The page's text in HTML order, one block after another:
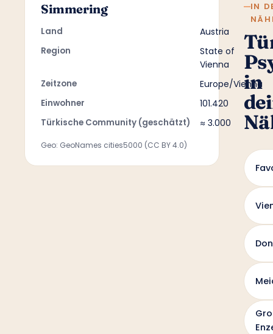
Simmering
Land Austria
Region
State of
Vienna
Zeitzone Europe/Vienna
Einwohner 101.420
Türkische Community (geschätzt) ≈ 3.000
Geo: GeoNames cities5000 (CC BY 4.0)
IN
in